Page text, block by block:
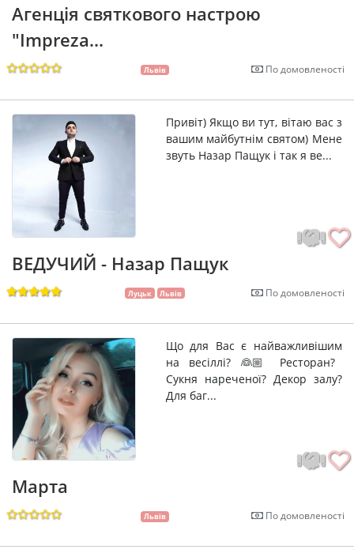
Агенція святкового настрою
"Impreza...
Львів По домовленості
Привіт) Якщо ви тут, вітаю вас з
вашим майбутнім святом) Мене
звуть Назар Пащук і так я ве...
ВЕДУЧИЙ - Назар Пащук
Луцьк Львів По домовленості
Що для Вас є найважливішим
на весіллі? 👰🏼 Ресторан?
Сукня нареченої? Декор залу?
Для баг...
Марта
Львів По домовленості